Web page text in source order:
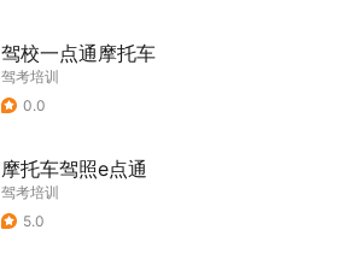
驾校一点通摩托车
驾考培训
0.0
摩托车驾照e点通
驾考培训
5.0